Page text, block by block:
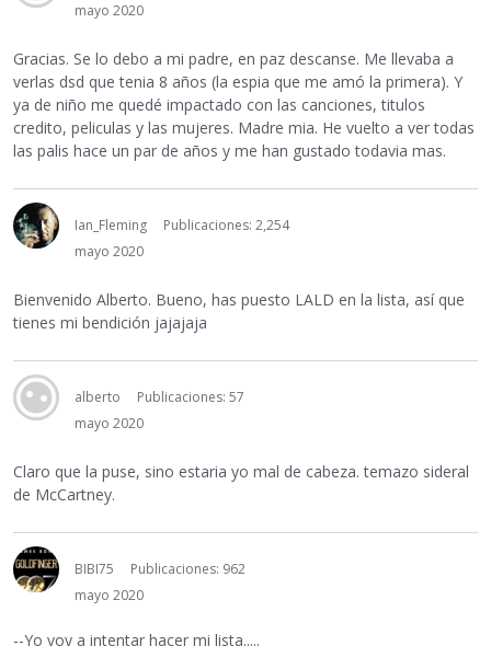
mayo 2020
Gracias. Se lo debo a mi padre, en paz descanse. Me llevaba a
verlas dsd que tenia 8 años (la espia que me amó la primera). Y
ya de niño me quedé impactado con las canciones, titulos
credito, peliculas y las mujeres. Madre mia. He vuelto a ver todas
las palis hace un par de años y me han gustado todavia mas.
Ian_Fleming
Publicaciones: 2,254
mayo 2020
Bienvenido Alberto. Bueno, has puesto LALD en la lista, así que
tienes mi bendición jajajaja
alberto
Publicaciones: 57
mayo 2020
Claro que la puse, sino estaria yo mal de cabeza. temazo sideral
de McCartney.
BIBI75
Publicaciones: 962
mayo 2020
--Yo voy a intentar hacer mi lista.....